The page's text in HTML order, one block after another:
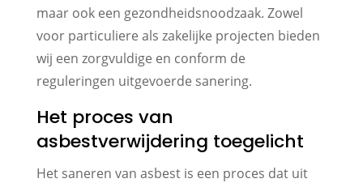
maar ook een gezondheidsnoodzaak. Zowel
voor particuliere als zakelijke projecten bieden
wij een zorgvuldige en conform de
reguleringen uitgevoerde sanering.
Het proces van
asbestverwijdering toegelicht
Het saneren van asbest is een proces dat uit